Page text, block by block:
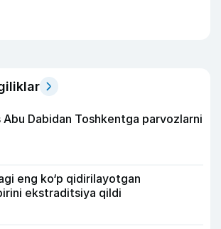
Dabidan Toshkentga parvozlarni
eng ko‘p qidirilayotgan
ekstraditsiya qildi